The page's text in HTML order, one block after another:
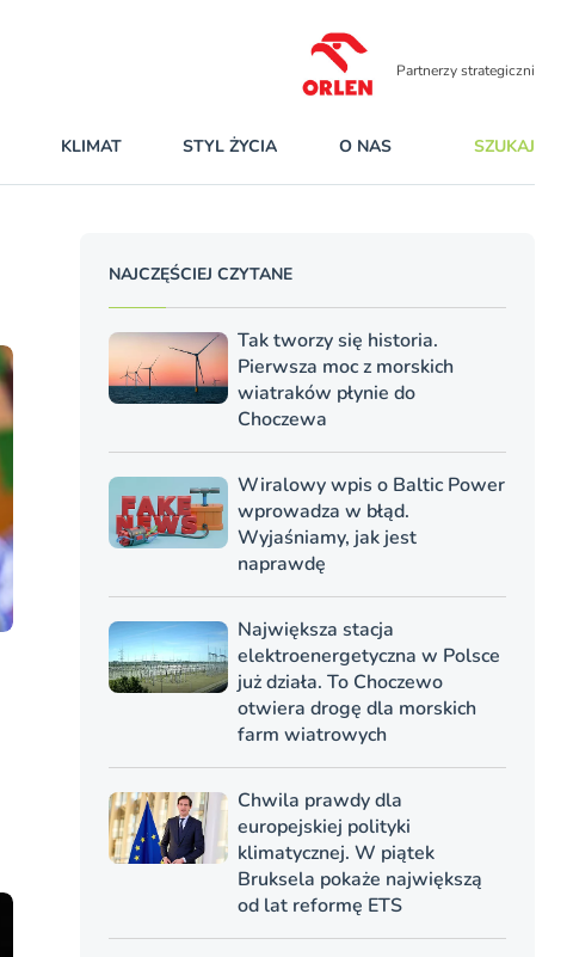
Partnerzy strategiczni
KLIMAT STYL ŻYCIA O NAS SZUKAJ
NAJCZĘŚCIEJ CZYTANE
Tak tworzy się historia.
Pierwsza moc z morskich
wiatraków płynie do
Choczewa
Wiralowy wpis o Baltic Power
wprowadza w błąd.
Wyjaśniamy, jak jest
naprawdę
Największa stacja
elektroenergetyczna w Polsce
już działa. To Choczewo
otwiera drogę dla morskich
farm wiatrowych
Chwila prawdy dla
europejskiej polityki
klimatycznej. W piątek
Bruksela pokaże największą
od lat reformę ETS